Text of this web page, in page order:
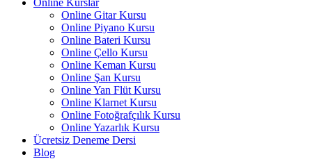
Online Kurslar
Online Gitar Kursu
Online Piyano Kursu
Online Bateri Kursu
Online Çello Kursu
Online Keman Kursu
Online Şan Kursu
Online Yan Flüt Kursu
Online Klarnet Kursu
Online Fotoğrafçılık Kursu
Online Yazarlık Kursu
Ücretsiz Deneme Dersi
Blog